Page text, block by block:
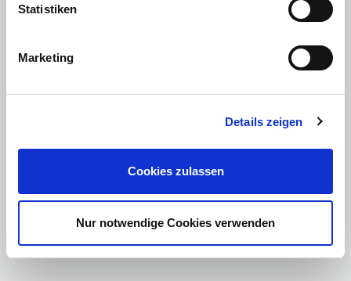
Statistiken
Marketing
Details zeigen
Cookies zulassen
Nur notwendige Cookies verwenden
Der Innenraum überzeugt mit hochwertigen Materialien, 15,6 Zoll
Dynamik & Fahrgefühl – Premium-Performance mit
Feinschliff
beeindruckende Beschleunigung. Abhängig vom Testbericht erweist sich